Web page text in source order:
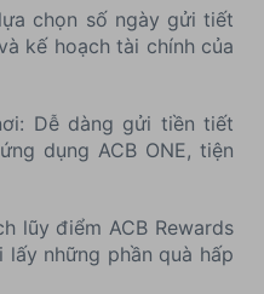
chọn số ngày gửi tiết
kế hoạch tài chính của
Dễ dàng gửi tiền tiết
dụng ACB ONE, tiện
lũy điểm ACB Rewards
những phần quà hấp